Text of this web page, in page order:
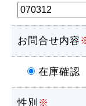
お問合せ内容
在庫確認
性別 ※